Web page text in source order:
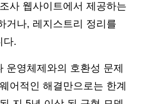
사 웹사이트에서 제공하는
거나, 레지스트리 정리를
다.
운영체제와의 호환성 문제
어적인 해결만으로는 한계